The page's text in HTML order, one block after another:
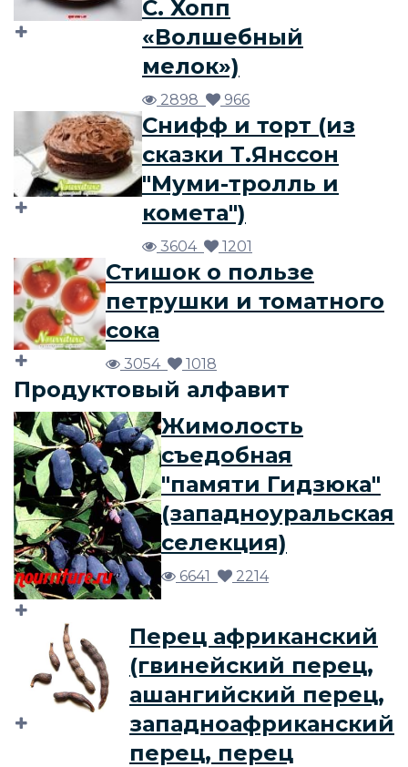
С. Хопп
«Волшебный
мелок»)
2898 966
Снифф и торт (из
сказки Т.Янссон
"Муми-тролль и
комета")
3604 1201
Стишок о пользе
петрушки и томатного
сока
3054 1018
Продуктовый алфавит
Жимолость
съедобная
"памяти Гидзюка"
(западноуральская
селекция)
6641 2214
Перец африканский
(гвинейский перец,
ашангийский перец,
западноафриканский
перец, перец